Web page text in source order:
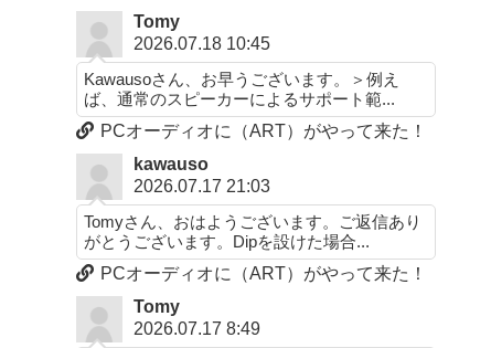
Tomy
2026.07.18 10:45
Kawausoさん、お早うございます。＞例え
ば、通常のスピーカーによるサポート範...
PCオーディオに（ART）がやって来た！
kawauso
2026.07.17 21:03
Tomyさん、おはようございます。ご返信あり
がとうございます。Dipを設けた場合...
PCオーディオに（ART）がやって来た！
Tomy
2026.07.17 8:49